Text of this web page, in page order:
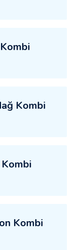
Kombi
Kombi